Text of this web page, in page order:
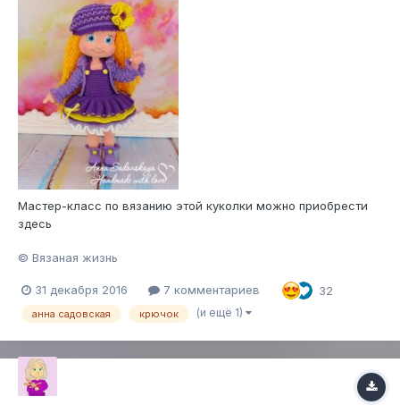
Мастер-класс по вязанию этой куколки можно приобрести
здесь
© Вязаная жизнь
31 декабря 2016 7 комментариев 32
анна садовская крючок (и ещё 1)